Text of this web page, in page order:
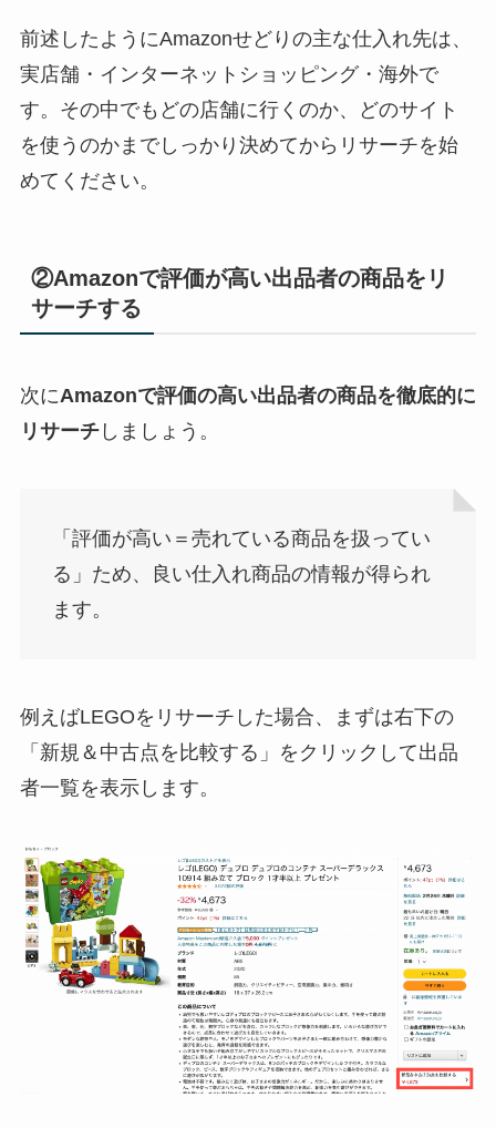
前述したようにAmazonせどりの主な仕入れ先は、
実店舗・インターネットショッピング・海外で
す。その中でもどの店舗に行くのか、どのサイト
を使うのかまでしっかり決めてからリサーチを始
めてください。
②Amazonで評価が高い出品者の商品をリ
サーチする
次にAmazonで評価の高い出品者の商品を徹底的に
リサーチしましょう。
「評価が高い＝売れている商品を扱ってい
る」ため、良い仕入れ商品の情報が得られ
ます。
例えばLEGOをリサーチした場合、まずは右下の
「新規＆中古点を比較する」をクリックして出品
者一覧を表示します。